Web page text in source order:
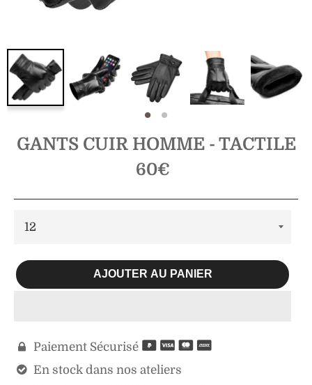
GANTS CUIR HOMME - TACTILE
Prix
régulier
60€
AJOUTER AU PANIER
 Paiement Sécurisé
 En stock dans nos ateliers